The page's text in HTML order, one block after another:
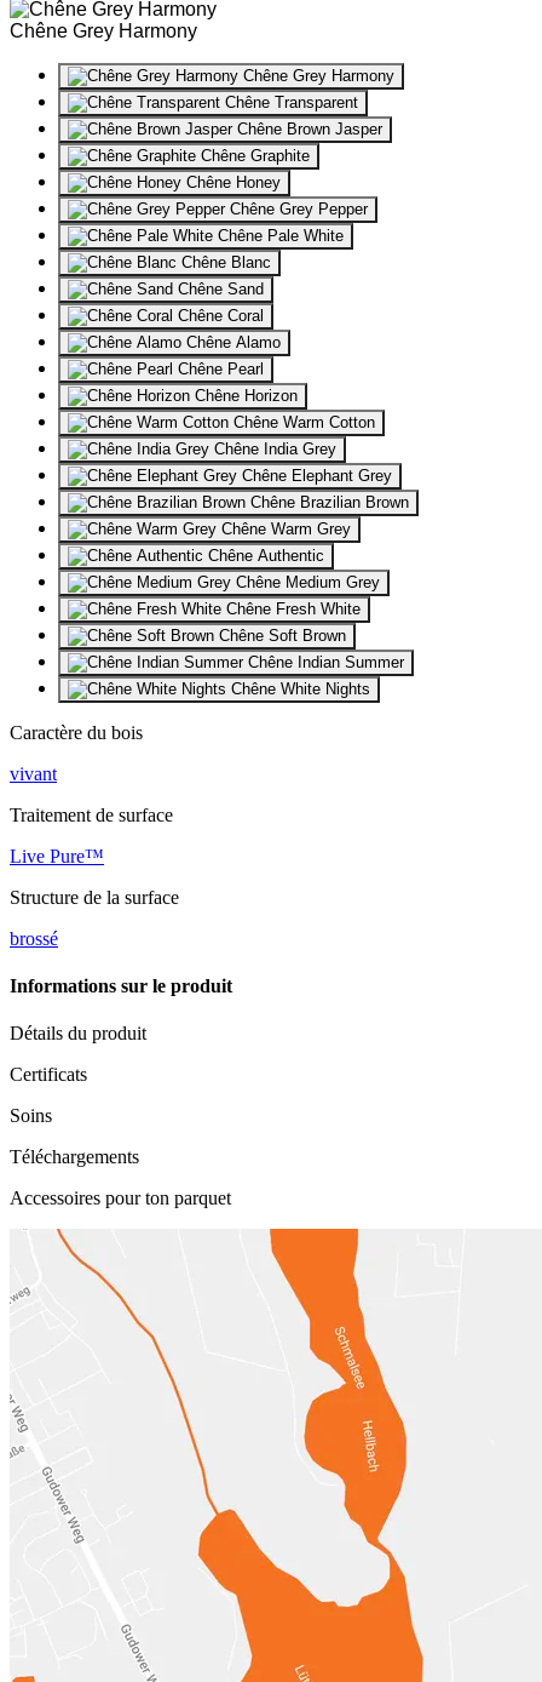
Chêne Grey Harmony
Chêne Grey Harmony
Chêne Transparent
Chêne Brown Jasper
Chêne Graphite
Chêne Honey
Chêne Grey Pepper
Chêne Pale White
Chêne Blanc
Chêne Sand
Chêne Coral
Chêne Alamo
Chêne Pearl
Chêne Horizon
Chêne Warm Cotton
Chêne India Grey
Chêne Elephant Grey
Chêne Brazilian Brown
Chêne Warm Grey
Chêne Authentic
Chêne Medium Grey
Chêne Fresh White
Chêne Soft Brown
Chêne Indian Summer
Chêne White Nights
Caractère du bois
vivant
Traitement de surface
Live Pure™
Structure de la surface
brossé
Informations sur le produit
Détails du produit
Certificats
Soins
Téléchargements
Accessoires pour ton parquet